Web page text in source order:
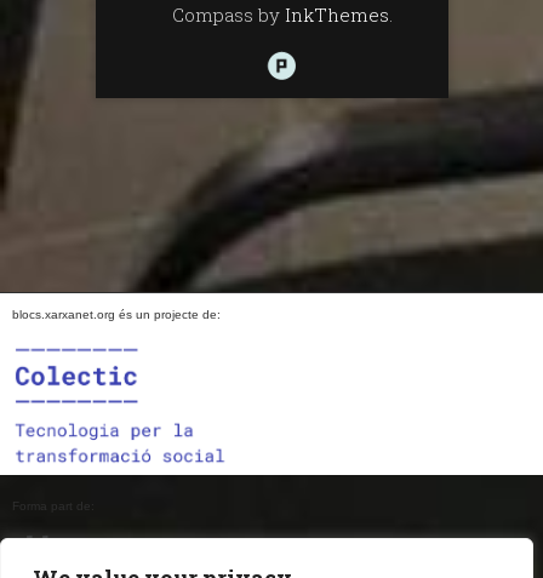
Compass by InkThemes.
blocs.xarxanet.org és un projecte de:
Forma part de: